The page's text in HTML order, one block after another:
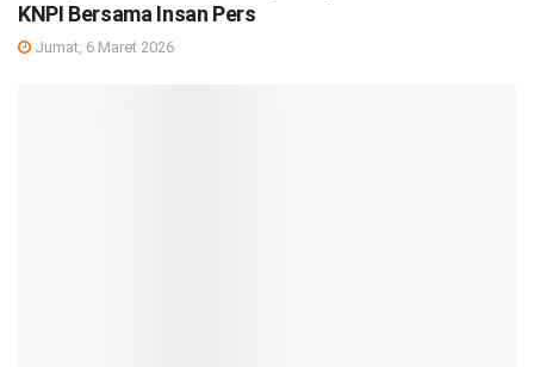
KNPI Bersama Insan Pers
Jumat, 6 Maret 2026